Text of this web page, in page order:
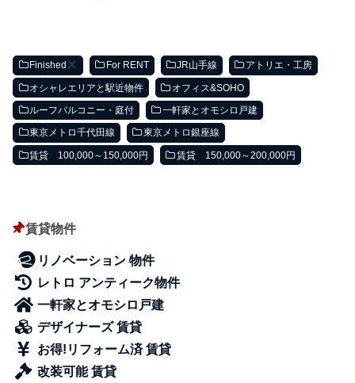
Finished For RENT JR山手線 アトリエ・工房
オシャレエリアと駅近物件 オフィス&SOHO
ルーフバルコニー・庭付 一軒家とオモシロ戸建
東京メトロ千代田線 東京メトロ銀座線
賃貸 100,000～150,000円 賃貸 150,000～200,000円
賃貸物件
リノベーション 物件
レトロ アンティーク物件
一軒家とオモシロ戸建
デザイナーズ 賃貸
お得!リフォーム済 賃貸
改装可能 賃貸